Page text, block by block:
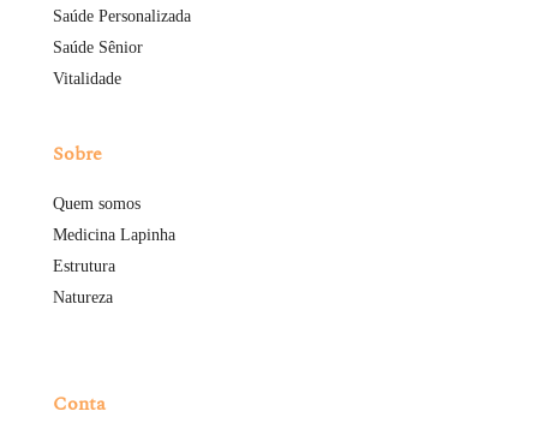
Saúde Personalizada
Saúde Sênior
Vitalidade
Sobre
Quem somos
Medicina Lapinha
Estrutura
Natureza
Conta